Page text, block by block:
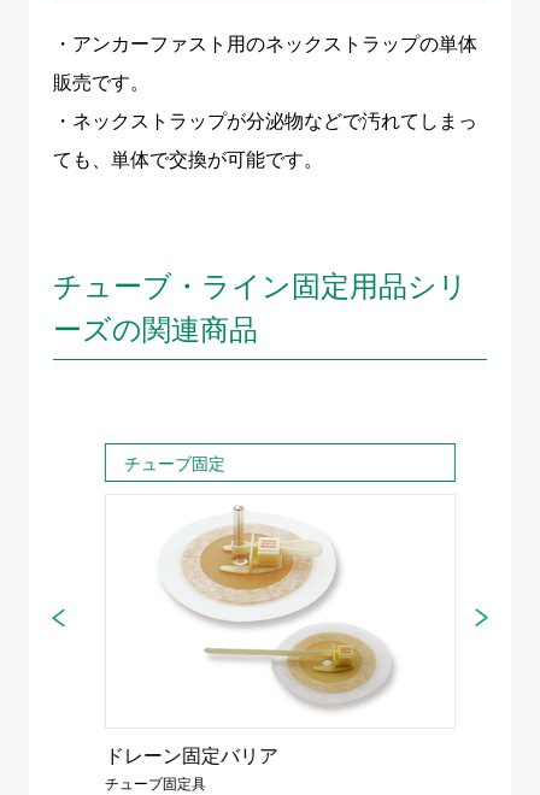
・アンカーファスト用のネックストラップの単体
販売です。
・ネックストラップが分泌物などで汚れてしまっ
ても、単体で交換が可能です。
チューブ・ライン固定用品シリ
ーズの関連商品
チューブ固定
ドレーン固定バリア
チューブ固定具